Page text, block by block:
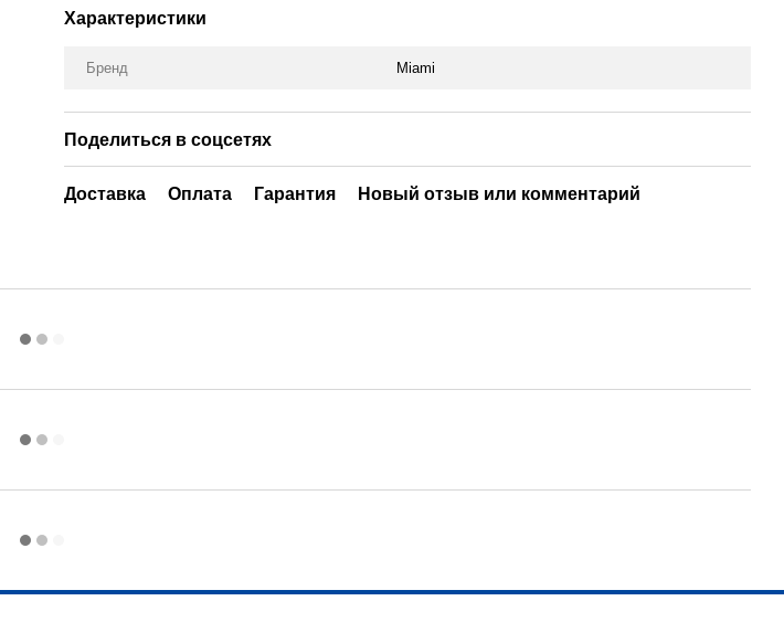
Характеристики
Бренд Miami
Поделиться в соцсетях
Доставка Оплата Гарантия Новый отзыв или комментарий